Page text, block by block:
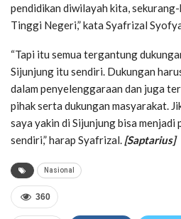
pendidikan diwilayah kita,
Tinggi Negeri,” kata Syafrizal
“Tapi itu semua tergantung
Sijunjung itu sendiri. Dukungan
dalam penyelenggaraan dan juga
pihak serta dukungan masyarakat.
saya yakin di Sijunjung bisa
sendiri,” harap Syafrizal. [Saptarius]
Nasional
360